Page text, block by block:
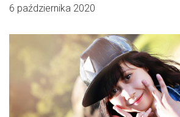
6 października 2020